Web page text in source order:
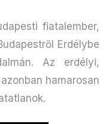
fiatalember,
Erdélybe
Az erdélyi,
hamarosan